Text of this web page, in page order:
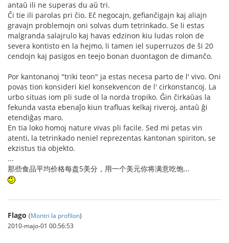
antaŭ ili ne superas du aŭ tri.
Ĉi tie ili parolas pri ĉio. Eĉ negocajn, gefianĉigajn kaj aliajn
gravajn problemojn oni solvas dum tetrinkado. Se li estas
malgranda salajrulo kaj havas edzinon kiu ludas rolon de
severa kontisto en la hejmo, li tamen iel superruzos de ŝi 20
cendojn kaj pasigos en teejo bonan duontagon de dimanĉo.
Por kantonanoj "triki teon" ja estas necesa parto de l' vivo. Oni
povas tion konsideri kiel konsekvencon de l' cirkonstancoj. La
urbo situas iom pli sude ol la norda tropiko. Ĝin ĉirkaŭas la
fekunda vasta ebenaĵo kiun trafluas kelkaj riveroj, antaŭ ĝi
etendiĝas maro.
En tia loko homoj nature vivas pli facile. Sed mi petas vin
atenti, la tetrinkado neniel reprezentas kantonan spiriton, se
ekzistus tia objekto.
...
那些食品平均价格每盘5美分，用一个美元你将满意吃饱...
Flago (Montri la profilon)
2010-majo-01 00:56:53